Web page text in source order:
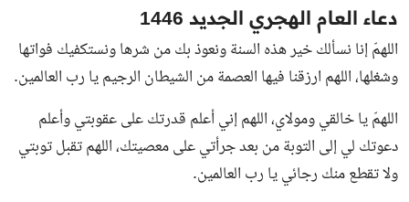
دعاء العام الهجري الجديد 1446
اللهمّ إنا نسألك خير هذه السنة ونعوذ بك من شرها ونستكفيك فواتها
وشغلها، اللهم ارزقنا فيها العصمة من الشيطان الرجيم يا رب العالمين.
اللهمّ يا خالقي ومولاي، اللهم إني أعلم قدرتك على عقوبتي وأعلم
دعوتك لي إلى التوبة من بعد جرأتي على معصيتك، اللهم تقبل توبتي
ولا تقطع منك رجائي يا رب العالمين.